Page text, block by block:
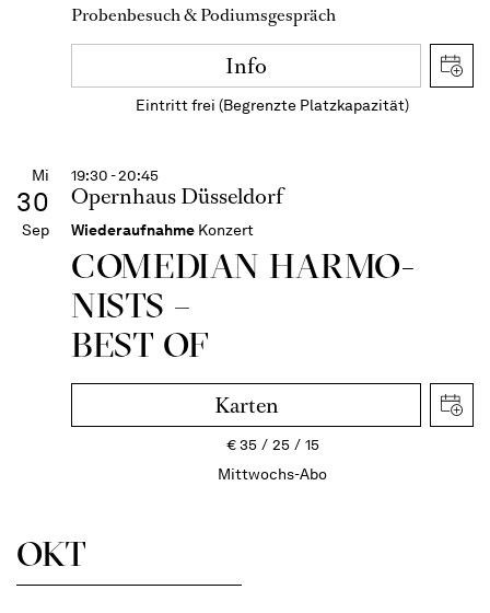
Probenbesuch & Podiumsgespräch
Info
Eintritt frei (Begrenzte Platzkapazität)
Mi
30
Sep
19:30 - 20:45
Opernhaus Düsseldorf
Wiederaufnahme Konzert
COME­DIAN HARMO­
NISTS –
BEST OF
Karten
€35 25
15
Mittwochs-Abo
OKT